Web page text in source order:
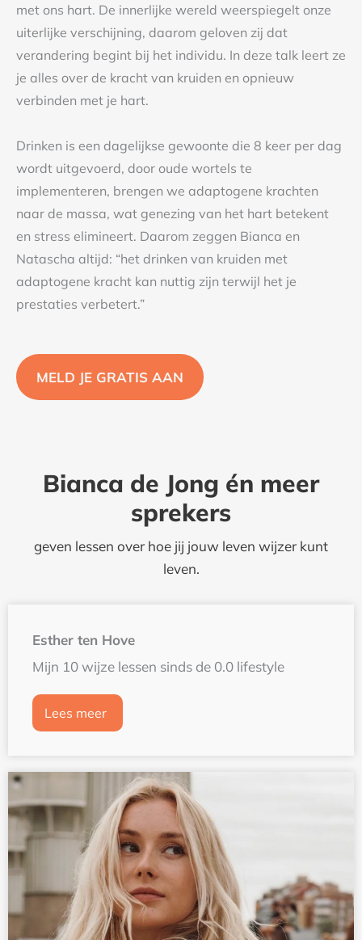
met ons hart. De innerlijke wereld weerspiegelt onze
uiterlijke verschijning, daarom geloven zij dat
verandering begint bij het individu. In deze talk leert ze
je alles over de kracht van kruiden en opnieuw
verbinden met je hart.
Drinken is een dagelijkse gewoonte die 8 keer per dag
wordt uitgevoerd, door oude wortels te
implementeren, brengen we adaptogene krachten
naar de massa, wat genezing van het hart betekent
en stress elimineert. Daarom zeggen Bianca en
Natascha altijd: “het drinken van kruiden met
adaptogene kracht kan nuttig zijn terwijl het je
prestaties verbetert.”
MELD JE GRATIS AAN
Bianca de Jong én meer
sprekers
geven lessen over hoe jij jouw leven wijzer kunt
leven.
Esther ten Hove
Mijn 10 wijze lessen sinds de 0.0 lifestyle
Lees meer